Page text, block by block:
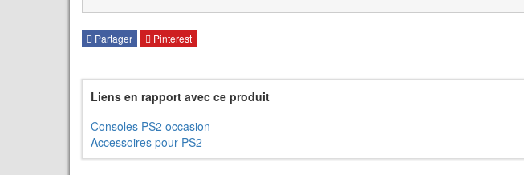
Partager Pinterest
Liens en rapport avec ce produit
Consoles PS2 occasion
Accessoires pour PS2